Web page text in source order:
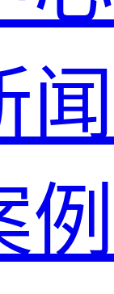
闻
例